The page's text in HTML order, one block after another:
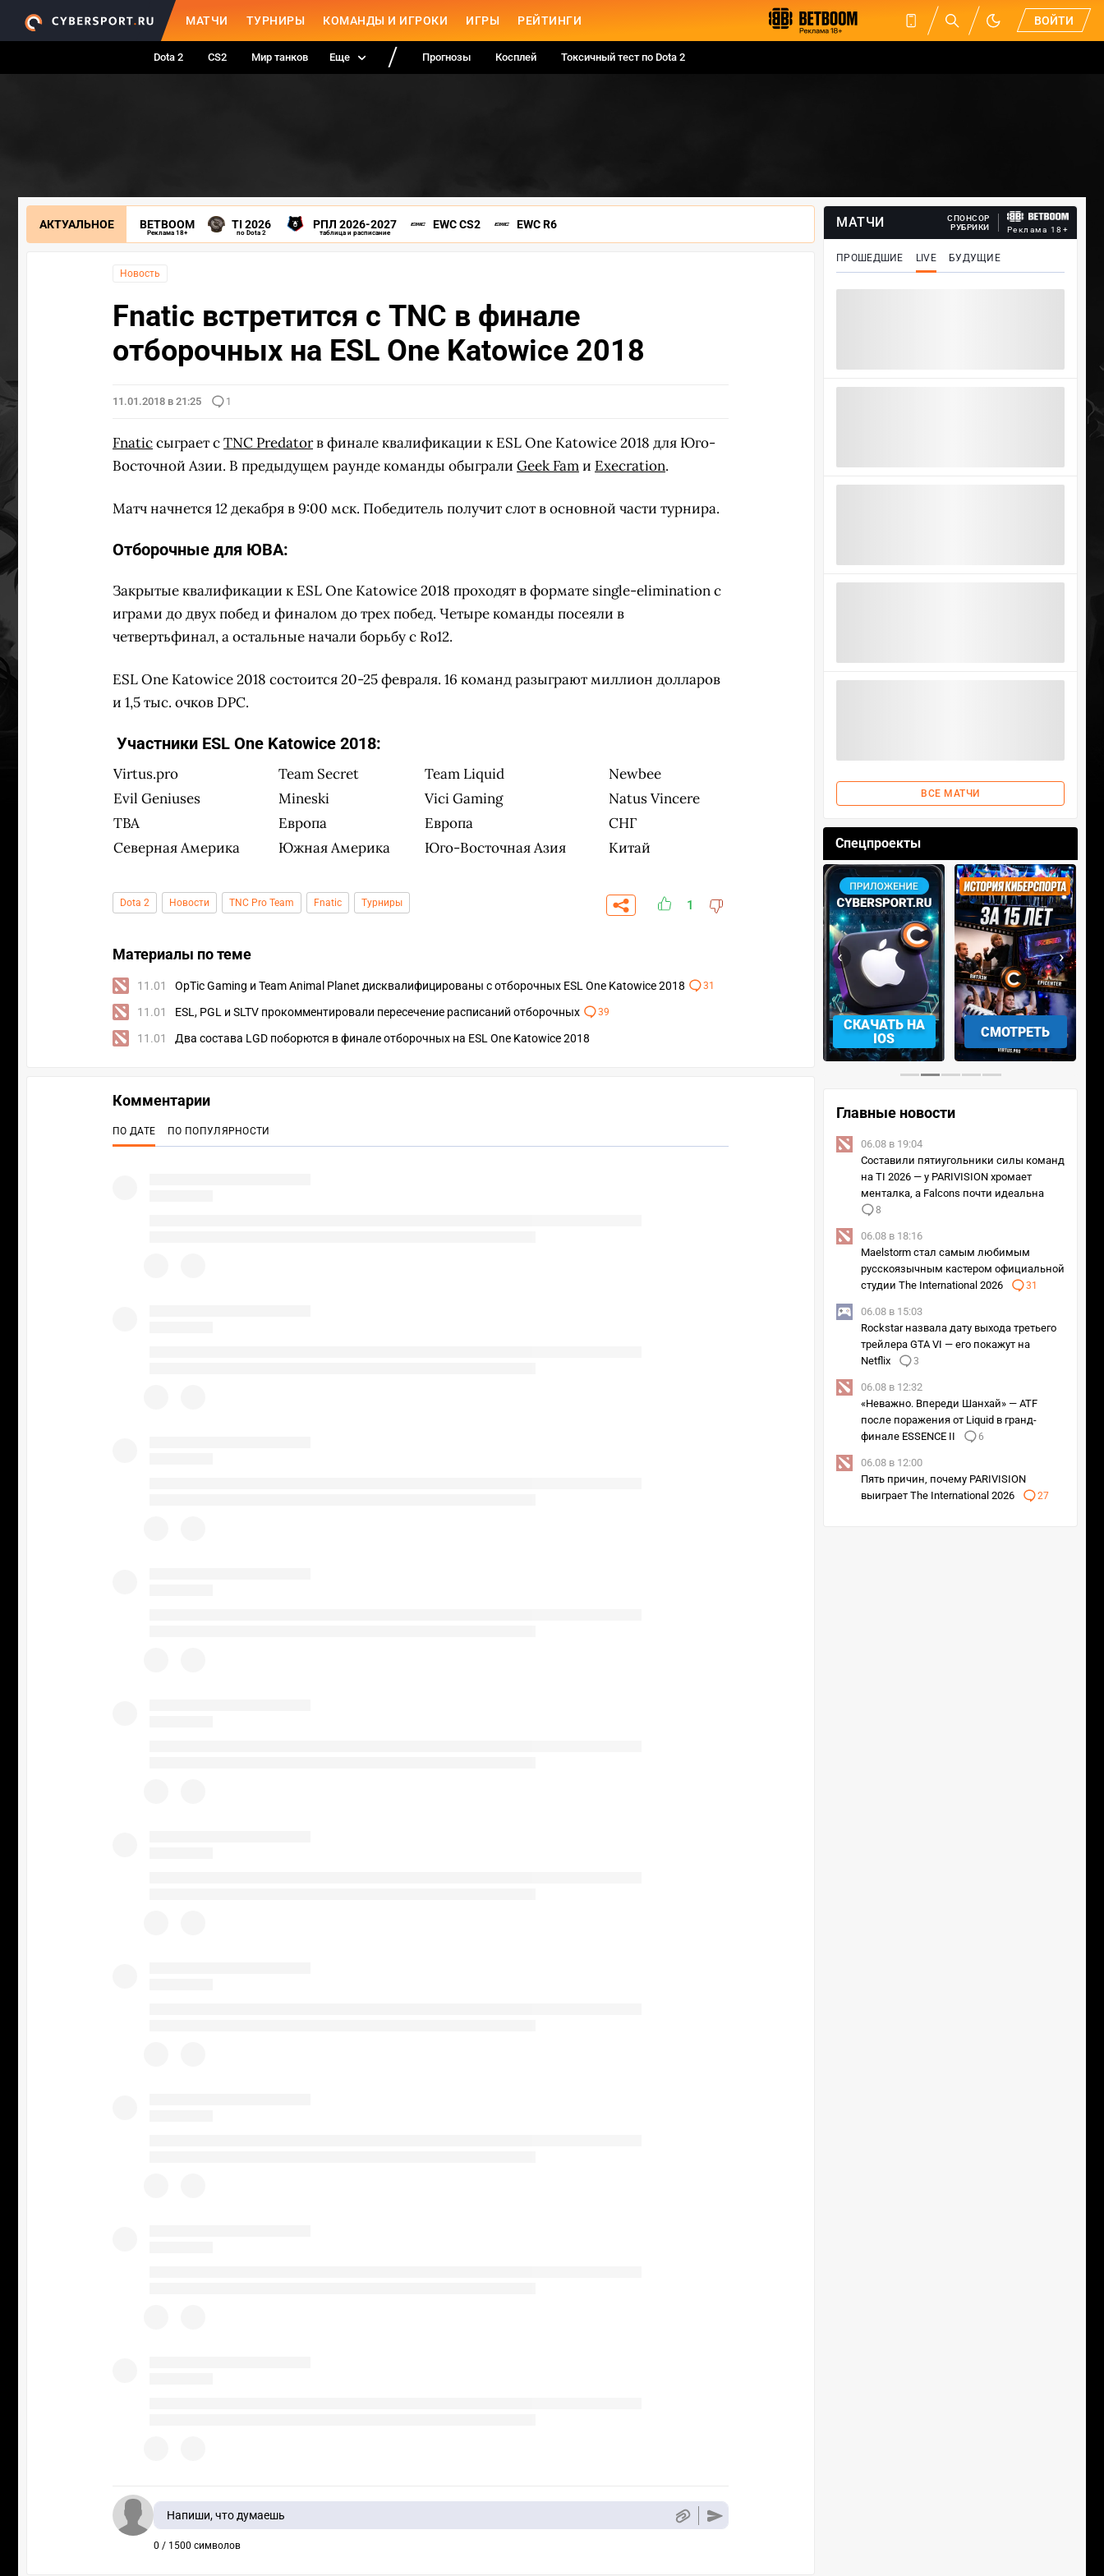
МАТЧИ ТУРНИРЫ КОМАНДЫ И ИГРОКИ ИГРЫ РЕЙТИНГИ ВОЙТИ
Dota 2 CS2 Мир танков Еще Прогнозы Косплей Токсичный тест по Dota 2
АКТУАЛЬНОЕ BETBOOM
Реклама 18+
TI 2026
по Dota 2
РПЛ 2026-2027
таблица и расписание
EWC CS2 EWC R6
Новость
Fnatic встретится с TNC в финале
отборочных на ESL One Katowice 2018
11.01.2018 в 21:25 1
Fnaticсыграет сTNC Predatorв финале квалификации к ESL One Katowice 2018 для Юго-
Восточной Азии. В предыдущем раунде команды обыграли Geek Famи Execration.
Матч начнется 12 декабря в 9:00 мск. Победитель получит слот в основной части турнира.
Отборочные для ЮВА:
Закрытые квалификации к ESL One Katowice 2018 проходят в формате single-elimination с
играми до двух побед и финалом до трех побед. Четыре команды посеяли в
четвертьфинал, а остальные начали борьбу с Ro12.
ESL One Katowice 2018 состоится 20-25 февраля. 16 команд разыграют миллион долларов
и 1,5 тыс. очков DPC.
Участники ESL One Katowice 2018:
Virtus.pro Team Secret Team Liquid
Newbee
Evil Geniuses
Mineski Vici Gaming
Natus Vincere
TBA
Европа Европа
СНГ
Северная Америка
Южная Америка Юго-Восточная Азия Китай
Dota 2 Новости TNC Pro Team Fnatic Турниры 1
Материалы по теме
11.01 OpTic Gaming и Team Animal Planet дисквалифицированы с отборочных ESL One Katowice 2018 31
11.01 ESL, PGL и SLTV прокомментировали пересечение расписаний отборочных 39
11.01 Два состава LGD поборются в финале отборочных на ESL One Katowice 2018
МАТЧИ
СПОНСОР
РУБРИКИ
Реклама 18+
ПРОШЕДШИЕ LIVE БУДУЩИЕ
ВСЕ МАТЧИ
Спецпроекты
УЧАСТВОВАТЬ ЗАБРАТЬ СМОТРЕТЬ УЧАСТВОВАТЬ
‹ ›
Главные новости
06.08 в 19:04
Составили пятиугольники силы команд
на TI 2026 — у PARIVISION хромает
менталка, а Falcons почти идеальна
8
06.08 в 18:16
Maelstorm стал самым любимым
русскоязычным кастером официальной
студии The International 2026
31
06.08 в 15:03
Rockstar назвала дату выхода третьего
трейлера GTA VI — его покажут на
Netflix
3
06.08 в 12:32
«Неважно. Впереди Шанхай» — ATF
после поражения от Liquid в гранд-
финале ESSENCE II
6
06.08 в 12:00
Пять причин, почему PARIVISION
выиграет The International 2026
27
Комментарии
ПО ДАТЕ ПО ПОПУЛЯРНОСТИ
Напиши, что думаешь
0 / 1500 символов